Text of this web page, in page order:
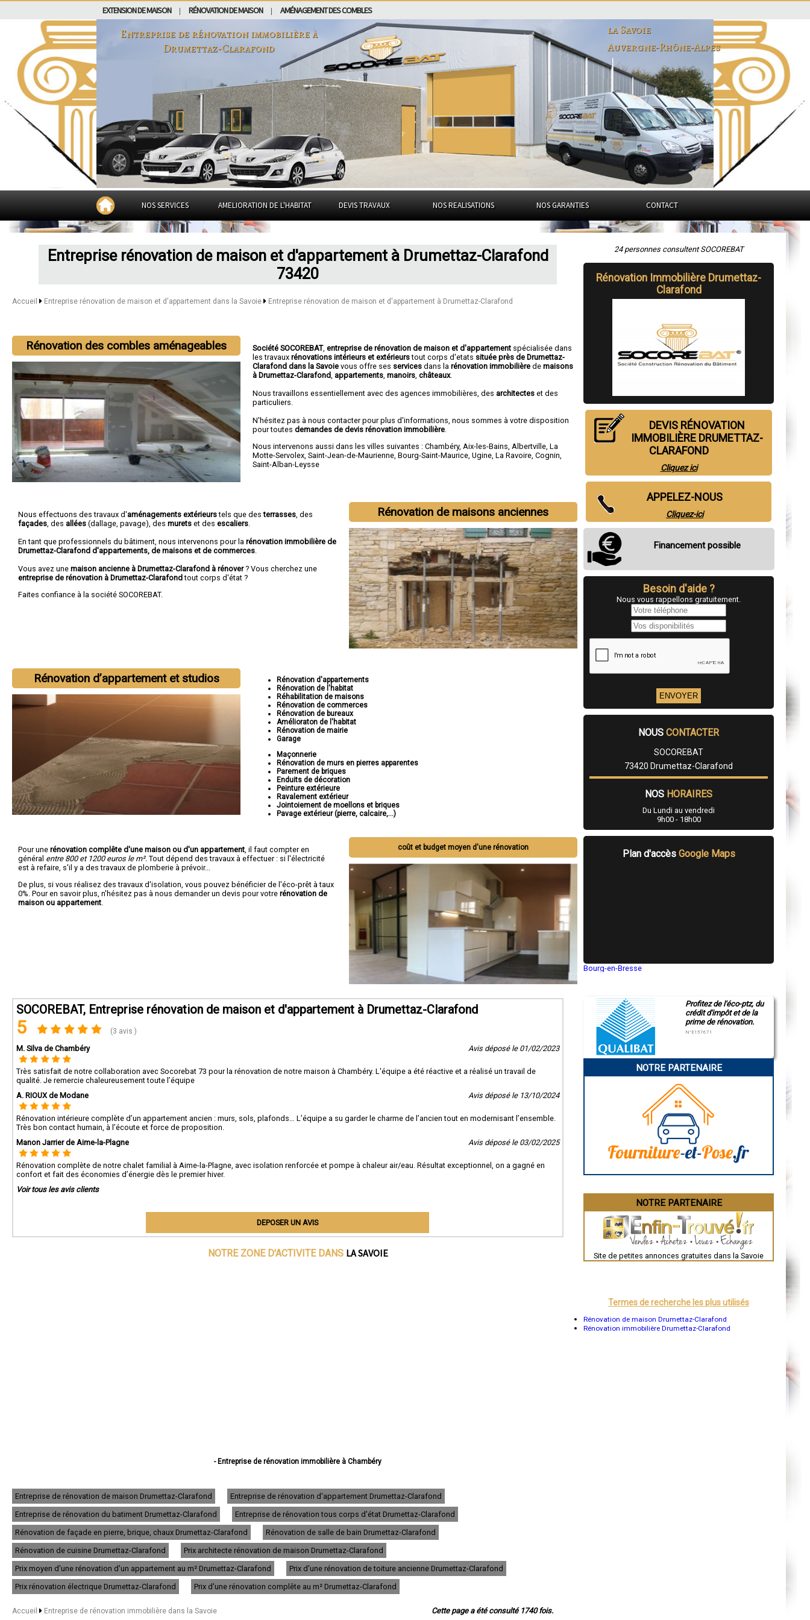
EXTENSION DE MAISON RÉNOVATION DE MAISON AMÉNAGEMENT DES COMBLES
Entreprise de rénovation immobilière à
Drumettaz-Clarafond
la Savoie
Auvergne-Rhône-Alpes
NOS SERVICES AMELIORATION DE L'HABITAT DEVIS TRAVAUX NOS REALISATIONS NOS GARANTIES CONTACT
Entreprise rénovation de maison et d'appartement à Drumettaz-Clarafond
73420
Accueil Entreprise rénovation de maison et d'appartement dans la Savoie Entreprise rénovation de maison et d'appartement à Drumettaz-Clarafond
Rénovation des combles aménageables Société SOCOREBAT,entreprise de rénovation de maison et d'appartement spécialisée dans
les travauxrénovations intérieurs et extérieurstout corps d'etats située près de Drumettaz-
Clarafond dans la Savoievous offre ses services dans larénovation immobilière demaisons
à Drumettaz-Clarafond appartements ,manoirs ,châteaux.
Nous travaillons essentiellement avec des agences immobilières, des architectes et des
particuliers.
N'hésitez pas à nous contacter pour plus d'informations, nous sommes à votre disposition
pour toutesdemandes de devis rénovation immobilière
Nous intervenons aussi dans les villes suivantes :Chambéry, Aix-les-Bains Albertville ,La
Motte-Servolex ,Saint-Jean-de-Maurienne ,Bourg-Saint-Maurice ,Ugine ,La Ravoire ,Cognin
Saint-Alban-Leysse
Rénovation de maisons anciennes
Nous effectuons des travaux d'aménagements extérieurstels que desterrasses , des
façades , des allées (dallage, pavage), des murets et des escaliers
En tant que professionnels du bâtiment, nous intervenons pour la rénovation immobilière de
Drumettaz-Clarafond d'appartements, de maisons et de commerces
Vous avez une maison ancienne à Drumettaz-Clarafond à rénover? Vous cherchez une
entreprise de rénovation à Drumettaz-Clarafondtout corps d'état ?
Faites confiance à la société SOCOREBAT.
Rénovation d’appartement et studios
Rénovation d'appartements
Rénovation de l'habitat
Réhabilitation de maisons
Rénovation de commerces
Rénovation de bureaux
Amélioraton de l'habitat
Rénovation de mairie
Garage
Maçonnerie
Rénovation de murs en pierres apparentes
Parement de briques
Enduits de décoration
Peinture extérieure
Ravalement extérieur
Jointoiement de moellons et briques
Pavage extérieur (pierre, calcaire,...)
coût et budget moyen d'une rénovation
Pour une rénovation complête d'une maison ou d'un appartement , il faut compter en
général entre 800 et 1200 euros le m². Tout dépend des travaux à effectuer : si l'électricité
est à refaire, s'il y a des travaux de plomberie à prévoir...
De plus, si vous réalisez des travaux d'isolation, vous pouvez bénéficier de l'éco-prêt à taux
0%. Pour en savoir plus, n'hésitez pas à nous demander un devis pour votre rénovation de
maison ou appartement
SOCOREBAT, Entreprise rénovation de maison et d'appartement à Drumettaz-Clarafond
5 (3 avis )
M. Silva de Chambéry Avis déposé le 01/02/2023
Très satisfait de notre collaboration avec Socorebat 73 pour la rénovation de notre maison à Chambéry. L'équipe a été réactive et a réalisé un travail de
qualité. Je remercie chaleureusement toute l’équipe
A. RIOUX de Modane
Avis déposé le 13/10/2024
Rénovation intérieure complète d’un appartement ancien : murs, sols, plafonds… L’équipe a su garder le charme de l’ancien tout en modernisant l’ensemble.
Très bon contact humain, à l’écoute et force de proposition.
Manon Jarrier de Aime-la-Plagne
Avis déposé le 03/02/2025
Rénovation complète de notre chalet familial à Aime-la-Plagne, avec isolation renforcée et pompe à chaleur air/eau. Résultat exceptionnel, on a gagné en
confort et fait des économies d’énergie dès le premier hiver.
Voir tous les avis clients
DEPOSER UN AVIS
NOTRE ZONE D'ACTIVITE DANS LA SAVOIE
- Entreprise de rénovation immobilière à Chambéry
- Entreprise de rénovation immobilière à La Motte-Servolex
- Entreprise de rénovation immobilière à Saint-Jean-de-Maurienne
- Entreprise de rénovation immobilière à Bourg-Saint-Maurice
- Entreprise de rénovation immobilière à La Ravoire
- Entreprise de rénovation immobilière à Ugine
- Entreprise de rénovation immobilière à Cognin
- Entreprise de rénovation immobilière à Saint-Alban-Leysse
- Entreprise de rénovation immobilière à Challes-les-Eaux
- Entreprise de rénovation immobilière à Barberaz
- Entreprise de rénovation immobilière à Jacob-Bellecombette
- Entreprise de rénovation immobilière à Montmélian
Entreprise de rénovation de maison Drumettaz-Clarafond
Entreprise de rénovation d'appartement Drumettaz-Clarafond
Entreprise de rénovation du batiment Drumettaz-Clarafond
Entreprise de rénovation tous corps d'état Drumettaz-Clarafond
Rénovation de façade en pierre, brique, chaux Drumettaz-Clarafond
Rénovation de salle de bain Drumettaz-Clarafond
Rénovation de cuisine Drumettaz-Clarafond
Prix architecte rénovation de maison Drumettaz-Clarafond
Prix moyen d'une rénovation d'un appartement au m² Drumettaz-Clarafond
Prix d'une rénovation de toiture ancienne Drumettaz-Clarafond
Prix rénovation électrique Drumettaz-Clarafond
Prix d'une rénovation complête au m² Drumettaz-Clarafond
Cette page a été consulté 1740 fois.
Accueil Entreprise de rénovation immobilière dans la Savoie
24 personnes consultent SOCOREBAT
Rénovation Immobilière Drumettaz-
Clarafond
DEVIS RÉNOVATION
IMMOBILIÈRE DRUMETTAZ-
CLARAFOND
Cliquez ici
APPELEZ-NOUS
Cliquez-ici
Financement possible
Besoin d'aide ?
Nous vous rappellons gratuitement.
NOUS CONTACTER
SOCOREBAT
73420 Drumettaz-Clarafond
NOS HORAIRES
Du Lundi au vendredi
9h00 - 18h00
Plan d'accès Google Maps
Bourg-en-Bresse
Gap
Nice
Annonay
Charleville-Mézières
Troyes
Narbonne
Marseille
Saint-Brieuc
Besançon
Évreux
Brest
Nîmes
Toulouse
Montpellier
Blois
Saint-Étienne
Profitez de l'éco-ptz, du
crédit d'impôt et de la
prime de rénovation.
N°E157671
NOTRE PARTENAIRE
NOTRE PARTENAIRE
Site de petites annonces gratuites dans la Savoie
Termes de recherche les plus utilisés
Rénovation de maison Drumettaz-Clarafond
Rénovation immobilière Drumettaz-Clarafond